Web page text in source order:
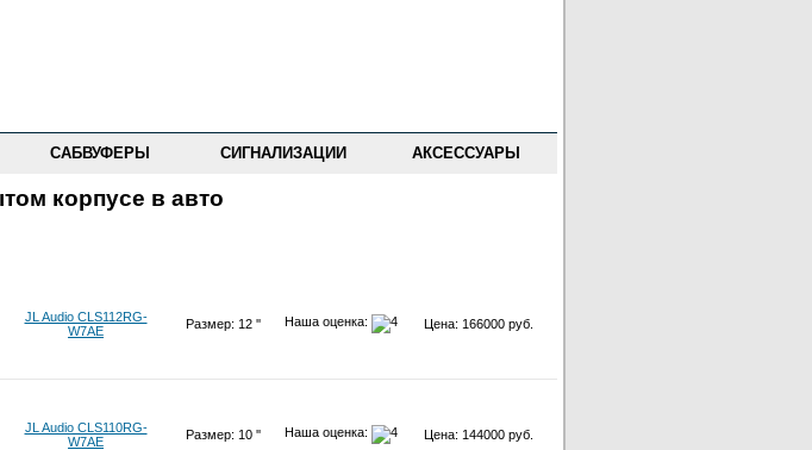
САБВУФЕРЫ СИГНАЛИЗАЦИИ АКСЕССУАРЫ
корпусе в авто
JL Audio CLS112RG-
W7AE
Размер: 12 '' Наша оценка: Цена: 166000 руб.
JL Audio CLS110RG-
W7AE
Размер: 10 '' Наша оценка: Цена: 144000 руб.